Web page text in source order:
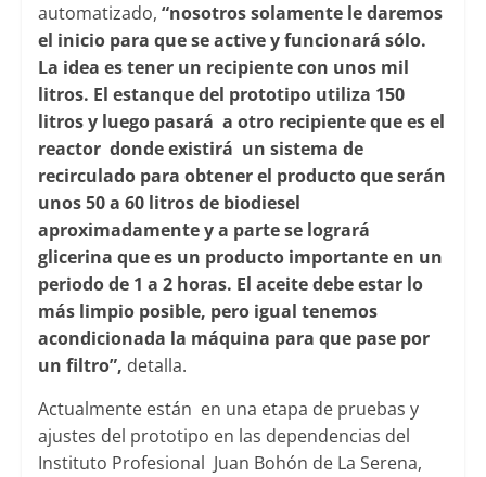
automatizado, “nosotros solamente le daremos
el inicio para que se active y funcionará sólo.
La idea es tener un recipiente con unos mil
litros. El estanque del prototipo utiliza 150
litros y luego pasará a otro recipiente que es el
reactor donde existirá un sistema de
recirculado para obtener el producto que serán
unos 50 a 60 litros de biodiesel
aproximadamente y a parte se logrará
glicerina que es un producto importante en un
periodo de 1 a 2 horas. El aceite debe estar lo
más limpio posible, pero igual tenemos
acondicionada la máquina para que pase por
un filtro”, detalla.
Actualmente están en una etapa de pruebas y
ajustes del prototipo en las dependencias del
Instituto Profesional Juan Bohón de La Serena,